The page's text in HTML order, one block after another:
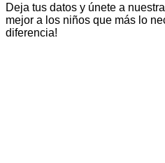
Deja tus datos y únete a
mejor a los niños que más lo
diferencia!